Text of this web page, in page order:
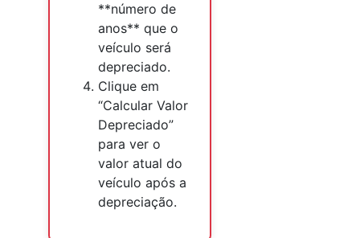
**número de
anos** que o
veículo será
depreciado.
Clique em
“Calcular Valor
Depreciado”
para ver o
valor atual do
veículo após a
depreciação.